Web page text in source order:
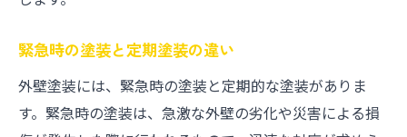
緊急時の塗装と定期塗装の違い
外壁塗装には、緊急時の塗装と定期的な塗装がありま
す。緊急時の塗装は、急激な外壁の劣化や災害による損